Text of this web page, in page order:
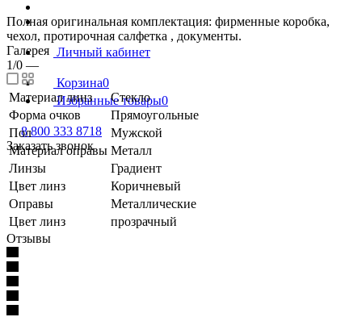
Личный кабинет
Корзина0
Избранные товары0
8 800 333 8718
Заказать звонок
Полная оригинальная комплектация: фирменные коробка,
чехол, протирочная салфетка , документы.
Галерея
1/0 —
Материал линз
Стекло
Форма очков
Прямоугольные
Пол
Мужской
Материал оправы Металл
Линзы
Градиент
Цвет линз
Коричневый
Оправы
Металлические
Цвет линз
прозрачный
Отзывы